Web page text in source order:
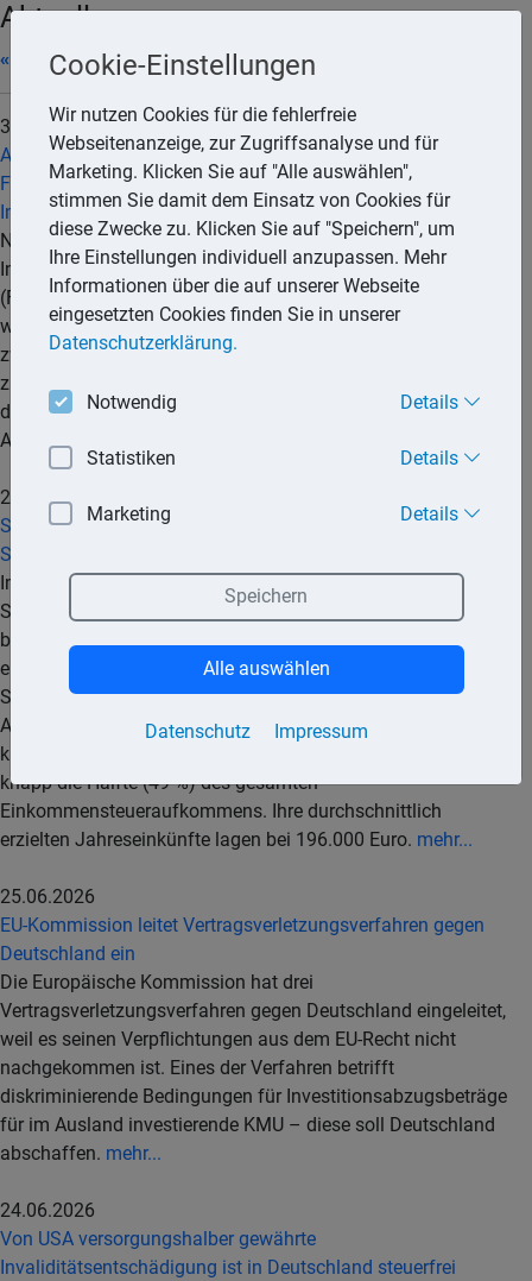
Aktuell
« 05/2026|» 07/2026
30.06.2026
Automatischer Austausch von Informationen über
Finanzkonten in Steuersachen nach dem Finanzkonten-
Informationsaustauschgesetz
Nach dem Gesetz zum automatischen Austausch von
Informationen über Finanzkonten in Steuersachen
(Finanzkonten-Informationsaustauschgesetz – FKAustG)
werden Informationen über Finanzkonten in Steuersachen
zwischen dem Bundeszentralamt für Steuern (BZSt) und der
zuständigen Behörde des jeweils anderen Staates im Sinne
des § 1 Absatz 1 FKAustG automatisch ausgetauscht (§ 27
Absatz 1 FKAustG).
29.06.2026
Statistik: Gut 7% der Steuerpflichtigen zahlten 2022 den
Spitzensteuersatz
Im Jahr 2022 wurden in Deutschland rund 3,2 Millionen
Steuerpflichtige mit dem Spitzensteuersatz von 42 %
besteuert. Wie das Statistische Bundesamt (Destatis) mitteilt,
entspricht dies einem Anteil von 7,4 % aller unbeschränkt
Steuerpflichtigen mit einem zu versteuernden Einkommen.
Auf diese Steuerpflichtigen entfielen mit 621 Milliarden Euro
knapp 30 % der Gesamteinkünfte und mit 186 Milliarden Euro
knapp die Hälfte (49 %) des gesamten
Einkommensteueraufkommens. Ihre durchschnittlich
erzielten Jahreseinkünfte lagen bei 196.000 Euro. mehr...
25.06.2026
EU-Kommission leitet Vertragsverletzungsverfahren gegen
Deutschland ein
Die Europäische Kommission hat drei
Vertragsverletzungsverfahren gegen Deutschland eingeleitet,
weil es seinen Verpflichtungen aus dem EU-Recht nicht
nachgekommen ist. Eines der Verfahren betrifft
diskriminierende Bedingungen für Investitionsabzugsbeträge
für im Ausland investierende KMU – diese soll Deutschland
abschaffen. mehr...
24.06.2026
Von USA versorgungshalber gewährte
Invaliditätsentschädigung ist in Deutschland steuerfrei
Cookie-Einstellungen
Wir nutzen Cookies für die fehlerfreie
Webseitenanzeige, zur Zugriffsanalyse und für
Marketing. Klicken Sie auf "Alle auswählen",
stimmen Sie damit dem Einsatz von Cookies für
diese Zwecke zu. Klicken Sie auf "Speichern", um
Ihre Einstellungen individuell anzupassen. Mehr
Informationen über die auf unserer Webseite
eingesetzten Cookies finden Sie in unserer
Datenschutzerklärung.
Notwendig Details
Statistiken Details
Marketing Details
Datenschutz Impressum
Speichern
Alle auswählen